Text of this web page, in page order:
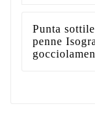
Punta
penne